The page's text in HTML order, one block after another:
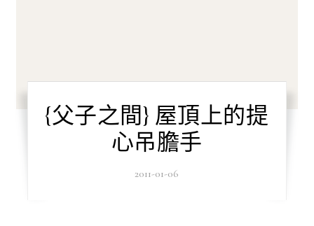
{父子之間} 屋頂上的提
心吊膽手
2011-01-06